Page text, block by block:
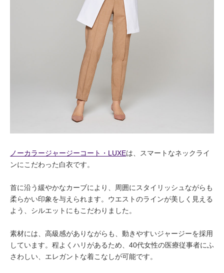
ノーカラージャージーコート・LUXEは、スマートなネックライ
ンにこだわった白衣です。
首に沿う緩やかなカーブにより、周囲にスタイリッシュながらも
柔らかい印象を与えられます。ウエストのラインが美しく見える
よう、シルエットにもこだわりました。
素材には、高級感がありながらも、動きやすいジャージーを採用
しています。程よくハリがあるため、40代女性の医療従事者にふ
さわしい、エレガントな着こなしが可能です。